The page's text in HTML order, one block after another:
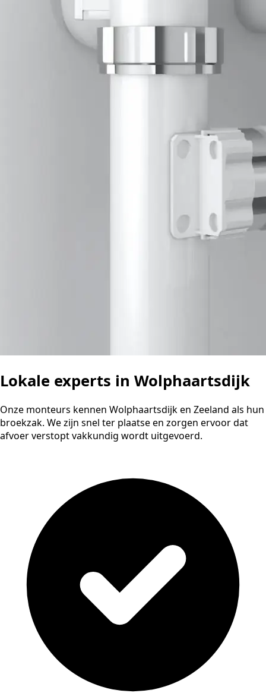
Lokale experts in Wolphaartsdijk
Onze monteurs kennen Wolphaartsdijk en Zeeland als hun
broekzak. We zijn snel ter plaatse en zorgen ervoor dat
afvoer verstopt vakkundig wordt uitgevoerd.